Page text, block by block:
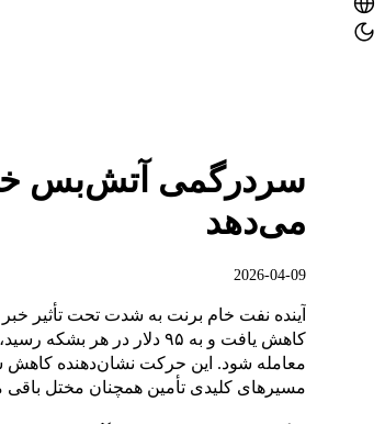
سردرگمی آتش‌بس
می‌دهد
2026-04-09
معامله شود. این حرکت نشان‌دهنده کاهش
مسیرهای کلیدی تأمین همچنان مختل باقی